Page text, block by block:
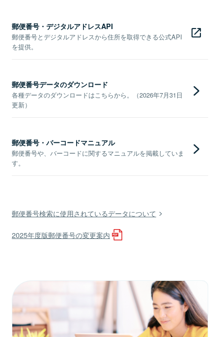
郵便番号・デジタルアドレスAPI
郵便番号とデジタルアドレスから住所を取得できる公式API
を提供。
郵便番号データのダウンロード
各種データのダウンロードはこちらから。（2026年7月31日
更新）
郵便番号・バーコードマニュアル
郵便番号や、バーコードに関するマニュアルを掲載していま
す。
郵便番号検索に使用されているデータについて
2025年度版郵便番号の変更案内